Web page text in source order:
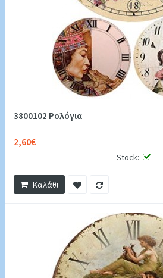
3800102 Ρολόγια
2,60€
Stock:
Καλάθι